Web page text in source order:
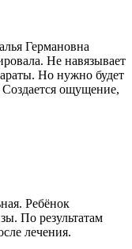
Германовна
Не навязывает
Но нужно будет
Создается ощущение,
Ребёнок
По результатам
лечения.